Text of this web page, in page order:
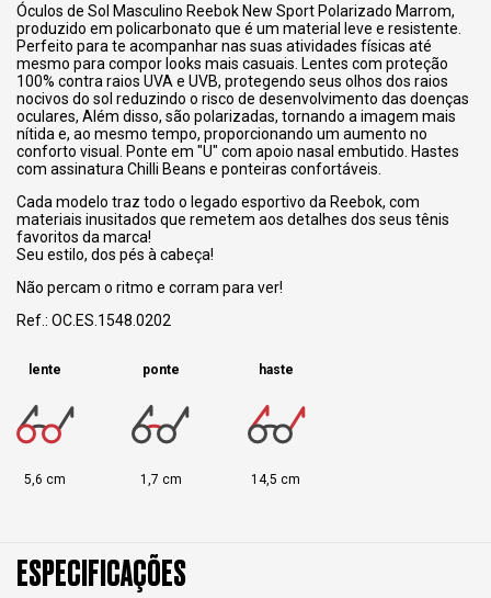
Óculos de Sol Masculino Reebok New Sport Polarizado Marrom,
produzido em policarbonato que é um material leve e resistente.
Perfeito para te acompanhar nas suas atividades físicas até
mesmo para compor looks mais casuais. Lentes com proteção
100% contra raios UVA e UVB, protegendo seus olhos dos raios
nocivos do sol reduzindo o risco de desenvolvimento das doenças
oculares, Além disso, são polarizadas, tornando a imagem mais
nítida e, ao mesmo tempo, proporcionando um aumento no
conforto visual. Ponte em "U" com apoio nasal embutido. Hastes
com assinatura Chilli Beans e ponteiras confortáveis.
Cada modelo traz todo o legado esportivo da Reebok, com
materiais inusitados que remetem aos detalhes dos seus tênis
favoritos da marca!
Seu estilo, dos pés à cabeça!
Não percam o ritmo e corram para ver!
Ref.: OC.ES.1548.0202
lente
5,6 cm
ponte
1,7 cm
haste
14,5 cm
ESPECIFICAÇÕES